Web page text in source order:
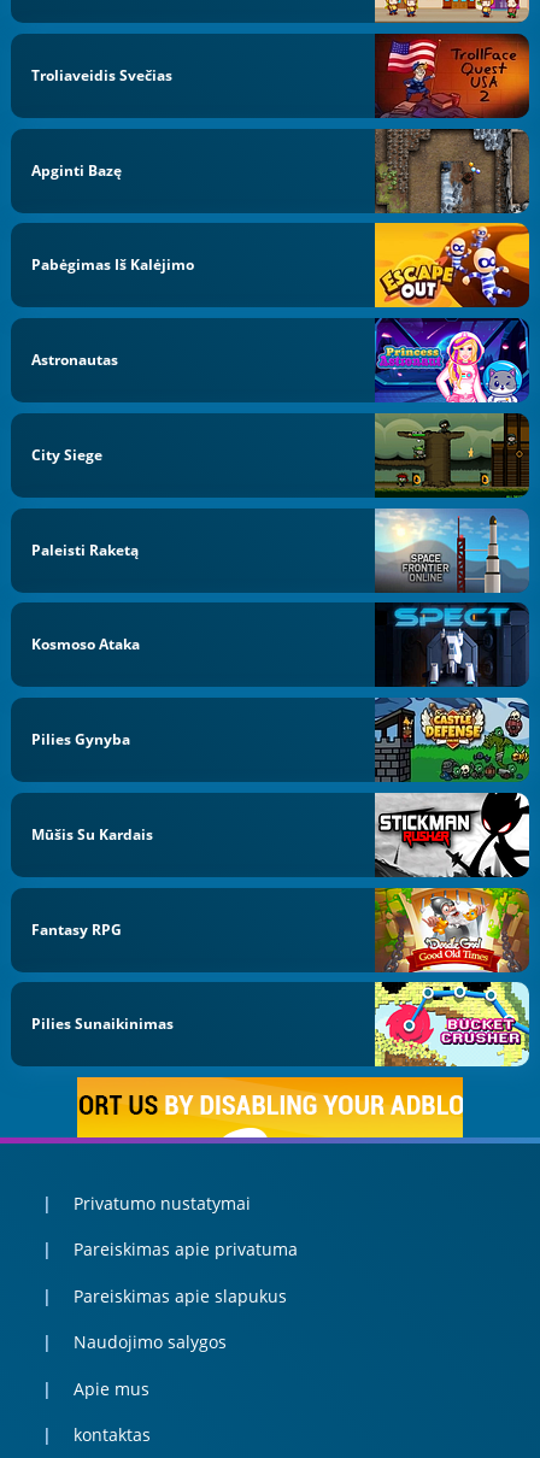
Troliaveidis Svečias
Apginti Bazę
Pabėgimas Iš Kalėjimo
Astronautas
City Siege
Paleisti Raketą
Kosmoso Ataka
Pilies Gynyba
Mūšis Su Kardais
Fantasy RPG
Pilies Sunaikinimas
Privatumo nustatymai
Pareiskimas apie privatuma
Pareiskimas apie slapukus
Naudojimo salygos
Apie mus
kontaktas